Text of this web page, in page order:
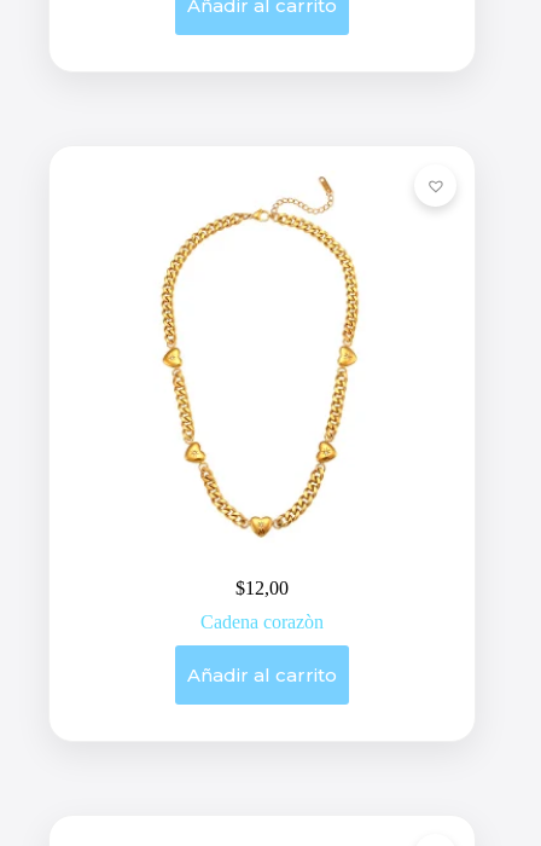
Añadir al carrito
$12,00
Cadena corazòn
Añadir al carrito